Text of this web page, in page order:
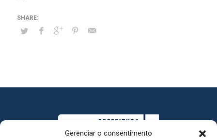
Gerenciar o consentimento